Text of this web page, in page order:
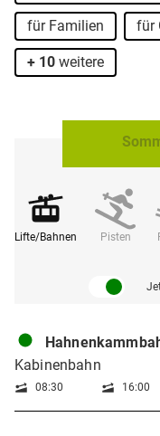
für Familien für
+ 10 weitere
Lifte/Bahnen Pisten
Kabinenbahn
08:30 16:00